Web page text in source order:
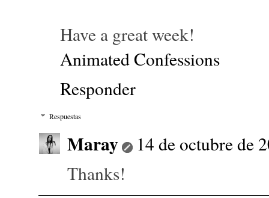
Have a great week!
Animated Confessions
Responder
Respuestas
Maray
14 de octubre de
Thanks!